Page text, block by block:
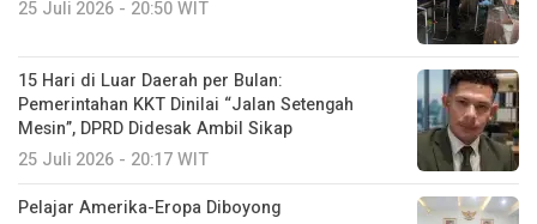
25 Juli 2026 - 20:50 WIT
15 Hari di Luar Daerah per Bulan:
Pemerintahan KKT Dinilai “Jalan Setengah
Mesin”, DPRD Didesak Ambil Sikap
25 Juli 2026 - 20:17 WIT
Pelajar Amerika-Eropa Diboyong